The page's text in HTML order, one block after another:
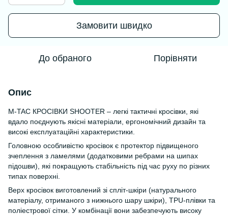
Замовити швидко
До обраного Порівняти
Опис
M-TAC КРОСІВКИ SHOOTER – легкі тактичні кросівки, які
вдало поєднують якісні матеріали, ергономічний дизайн та
високі експлуатаційні характеристики.
Головною особливістю кросівок є протектор підвищеного
зчеплення з ламелями (додатковими ребрами на шипах
підошви), які покращують стабільність під час руху по різних
типах поверхні.
Верх кросівок виготовлений зі спліт-шкіри (натурального
матеріалу, отриманого з нижнього шару шкіри), TPU-плівки та
поліестрової сітки. У комбінації вони забезпечують високу